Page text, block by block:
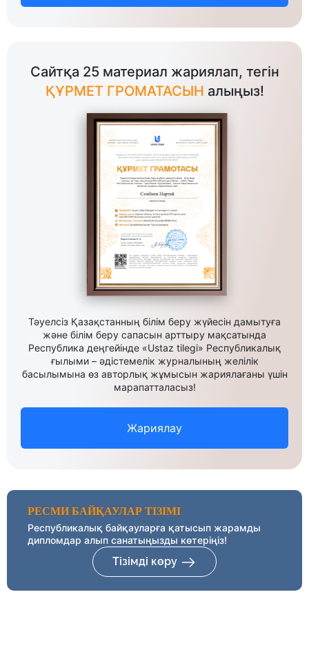
Сайтқа 25 материал жариялап, тегін
ҚҰРМЕТ ГРОМАТАСЫН алыңыз!
Тәуелсіз Қазақстанның білім беру жүйесін дамытуға
және білім беру сапасын арттыру мақсатында
Республика деңгейінде «Ustaz tilegi» Республикалық
ғылыми – әдістемелік журналының желілік
басылымына өз авторлық жұмысын жариялағаны үшін
марапатталасыз!
Жариялау
РЕСМИ БАЙҚАУЛАР ТІЗІМІ
Республикалық байқауларға қатысып жарамды
дипломдар алып санатыңызды көтеріңіз!
Тізімді көру